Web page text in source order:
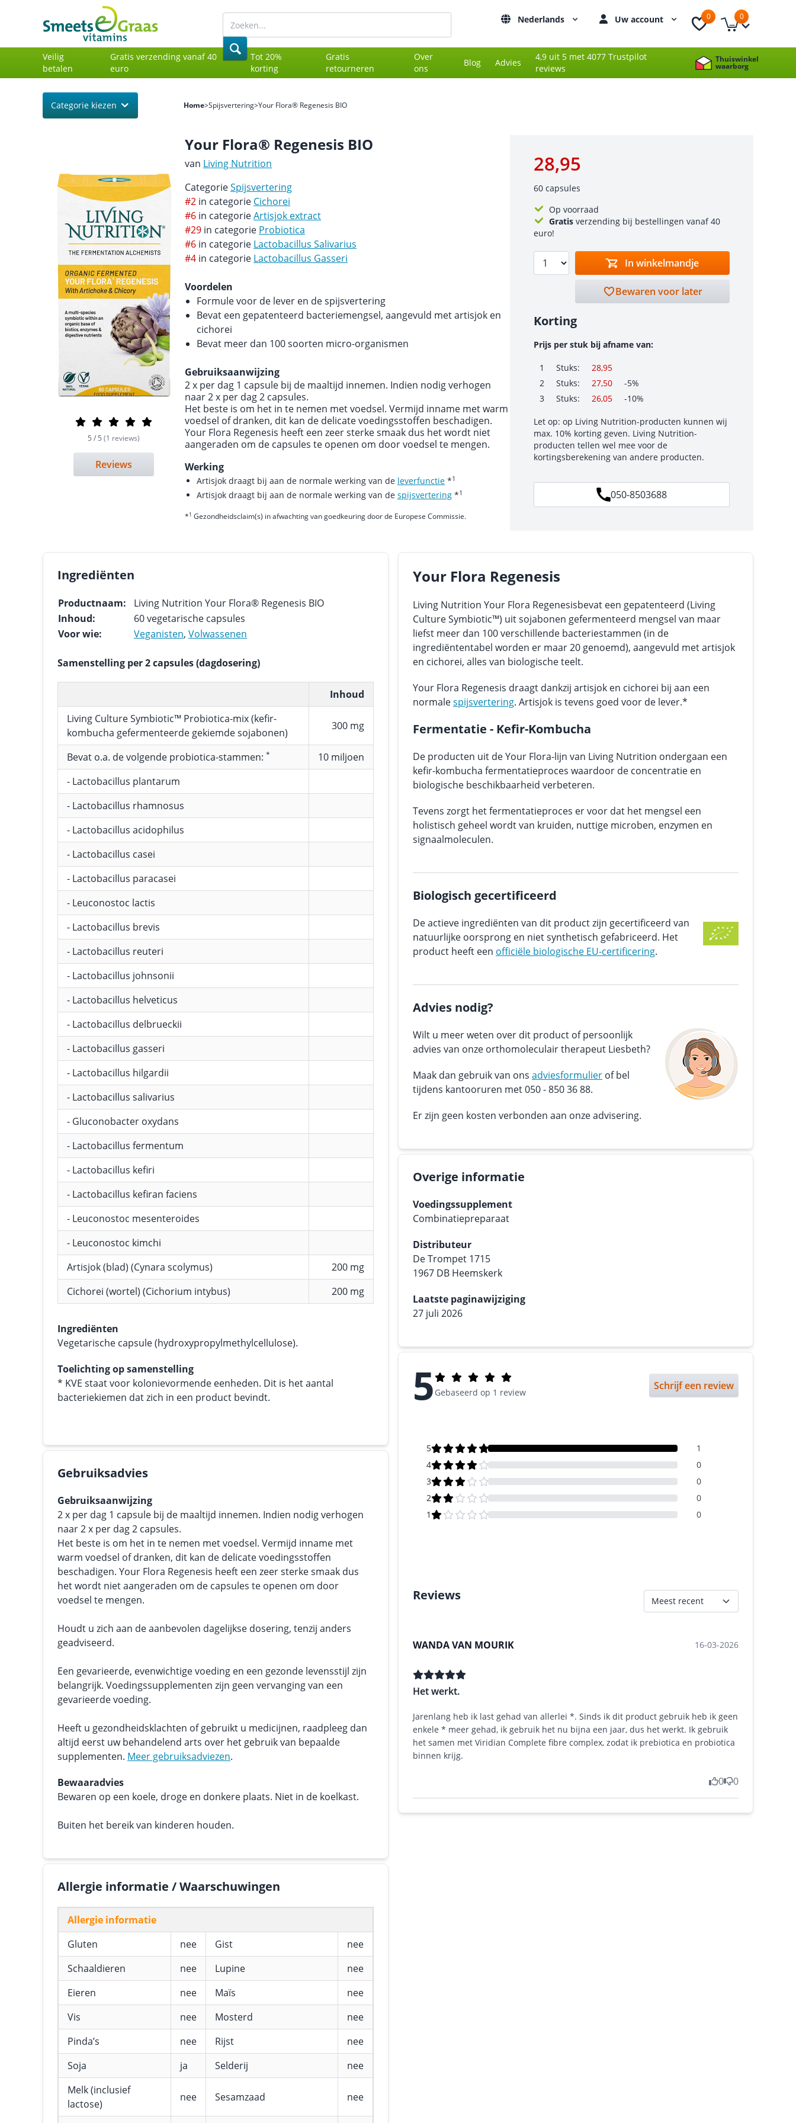
Nederlands Uw account 0 0
Veilig
betalen
Gratis verzending vanaf 40
euro
Tot 20%
korting
Gratis
retourneren
Over
ons
Blog Advies
4,9 uit 5 met 4077 Trustpilot
reviews
Thuiswinkel
waarborg
Categorie kiezen Home>Spijsvertering>Your Flora® Regenesis BIO
Your Flora® Regenesis BIO
van Living Nutrition
CategorieSpijsvertering
#2 in categorie Cichorei
#6 in categorieArtisjok extract
#29 in categorie Probiotica
#6 in categorie Lactobacillus Salivarius
#4 in categorie Lactobacillus Gasseri
5 / 5 (1 reviews)
Reviews
Voordelen
Formule voor de lever en de spijsvertering
Bevat een gepatenteerd bacteriemengsel, aangevuld met artisjok en
cichorei
Bevat meer dan 100 soorten micro-organismen
Gebruiksaanwijzing
2 x per dag 1 capsule bij de maaltijd innemen. Indien nodig verhogen
naar 2 x per dag 2 capsules.
Het beste is om het in te nemen met voedsel. Vermijd inname met warm
voedsel of dranken, dit kan de delicate voedingsstoffen beschadigen.
Your Flora Regenesis heeft een zeer sterke smaak dus het wordt niet
aangeraden om de capsules te openen om door voedsel te mengen.
Werking
Artisjok draagt bij aan de normale werking van de leverfunctie *1
Artisjok draagt bij aan de normale werking van de spijsvertering *1
*1 Gezondheidsclaim(s) in afwachting van goedkeuring door de Europese Commissie.
28,95
60 capsules
Op voorraad
Gratis verzending bij bestellingen vanaf 40
euro!
In winkelmandje
Bewaren voor later
Korting
Prijs per stuk bij afname van:
1 Stuks:
28,95
2
Stuks: 27,50
-5%
3
Stuks: 26,05 -10%
Let op: op Living Nutrition-producten kunnen wij
max. 10% korting geven. Living Nutrition-
producten tellen wel mee voor de
kortingsberekening van andere producten.
050-8503688
Ingrediënten
Productnaam:
Living Nutrition Your Flora® Regenesis BIO
Inhoud:
60 vegetarische capsules
Voor wie:
Veganisten, Volwassenen
Samenstelling per 2 capsules (dagdosering)
Inhoud
Living Culture Symbiotic™ Probiotica-mix (kefir-
kombucha gefermenteerde gekiemde sojabonen)
300 mg
Bevat o.a. de volgende probiotica-stammen: *
10 miljoen
- Lactobacillus plantarum
- Lactobacillus rhamnosus
- Lactobacillus acidophilus
- Lactobacillus casei
- Lactobacillus paracasei
- Leuconostoc lactis
- Lactobacillus brevis
- Lactobacillus reuteri
- Lactobacillus johnsonii
- Lactobacillus helveticus
- Lactobacillus delbrueckii
- Lactobacillus gasseri
- Lactobacillus hilgardii
- Lactobacillus salivarius
- Gluconobacter oxydans
- Lactobacillus fermentum
- Lactobacillus kefiri
- Lactobacillus kefiran faciens
- Leuconostoc mesenteroides
- Leuconostoc kimchi
Artisjok (blad) (Cynara scolymus)
200 mg
Cichorei (wortel) (Cichorium intybus)
200 mg
Ingrediënten
Vegetarische capsule (hydroxypropylmethylcellulose).
Toelichting op samenstelling
* KVE staat voor kolonievormende eenheden. Dit is het aantal
bacteriekiemen dat zich in een product bevindt.
Gebruiksadvies
Gebruiksaanwijzing
2 x per dag 1 capsule bij de maaltijd innemen. Indien nodig verhogen
naar 2 x per dag 2 capsules.
Het beste is om het in te nemen met voedsel. Vermijd inname met
warm voedsel of dranken, dit kan de delicate voedingsstoffen
beschadigen. Your Flora Regenesis heeft een zeer sterke smaak dus
het wordt niet aangeraden om de capsules te openen om door
voedsel te mengen.
Houdt u zich aan de aanbevolen dagelijkse dosering, tenzij anders
geadviseerd.
Een gevarieerde, evenwichtige voeding en een gezonde levensstijl zijn
belangrijk. Voedingssupplementen zijn geen vervanging van een
gevarieerde voeding.
Heeft u gezondheidsklachten of gebruikt u medicijnen, raadpleeg dan
altijd eerst uw behandelend arts over het gebruik van bepaalde
supplementen. Meer gebruiksadviezen.
Bewaaradvies
Bewaren op een koele, droge en donkere plaats. Niet in de koelkast.
Buiten het bereik van kinderen houden.
Allergie informatie / Waarschuwingen
Allergie informatie
Gluten
nee Gist
nee
Schaaldieren
nee Lupine
nee
Eieren
nee Maïs
nee
Vis
nee Mosterd
nee
Pinda’s
nee Rijst
nee
Soja
ja Selderij
nee
Melk (inclusief
lactose)
nee Sesamzaad nee
Your Flora Regenesis
Living Nutrition Your Flora Regenesisbevat een gepatenteerd (Living
Culture Symbiotic™) uit sojabonen gefermenteerd mengsel van maar
liefst meer dan 100 verschillende bacteriestammen (in de
ingrediëntentabel worden er maar 20 genoemd), aangevuld met artisjok
en cichorei, alles van biologische teelt.
Your Flora Regenesis draagt dankzij artisjok en cichorei bij aan een
normalespijsvertering. Artisjok is tevens goed voor de lever.*
Fermentatie - Kefir-Kombucha
De producten uit de Your Flora-lijn van Living Nutrition ondergaan een
kefir-kombucha fermentatieproces waardoor de concentratie en
biologische beschikbaarheid verbeteren.
Tevens zorgt het fermentatieproces er voor dat het mengsel een
holistisch geheel wordt van kruiden, nuttige microben, enzymen en
signaalmoleculen.
Biologisch gecertificeerd
De actieve ingrediënten van dit product zijn gecertificeerd van
natuurlijke oorsprong en niet synthetisch gefabriceerd. Het
product heeft een officiële biologische EU-certificering.
Advies nodig?
Wilt u meer weten over dit product of persoonlijk
advies van onze orthomoleculair therapeut Liesbeth?
Maak dan gebruik van ons adviesformulier of bel
tijdens kantooruren met 050 - 850 36 88.
Er zijn geen kosten verbonden aan onze advisering.
Overige informatie
Voedingssupplement
Combinatiepreparaat
Distributeur
De Trompet 1715
1967 DB Heemskerk
Laatste paginawijziging
27 juli 2026
5 Gebaseerd op 1 review
Schrijf een review
5
1
4
0
3
0
2
0
1
0
Reviews Meest recent
WANDA VAN MOURIK 16-03-2026
Het werkt.
Jarenlang heb ik last gehad van allerlei *. Sinds ik dit product gebruik heb ik geen
enkele * meer gehad, ik gebruik het nu bijna een jaar, dus het werkt. Ik gebruik
het samen met Viridian Complete fibre complex, zodat ik prebiotica en probiotica
binnen krijg.
0 0